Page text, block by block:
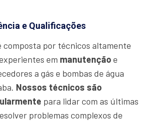
e Qualificações
composta por técnicos altamente
em manutençãoe
a gás e bombas de água
Nossos técnicos são
para lidar com as últimas
problemas complexos de